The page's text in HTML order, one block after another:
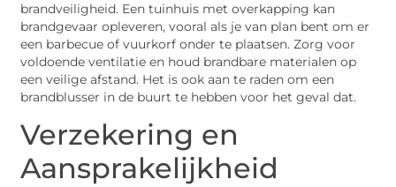
brandveiligheid. Een tuinhuis met overkapping kan
brandgevaar opleveren, vooral als je van plan bent om er
een barbecue of vuurkorf onder te plaatsen. Zorg voor
voldoende ventilatie en houd brandbare materialen op
een veilige afstand. Het is ook aan te raden om een
brandblusser in de buurt te hebben voor het geval dat.
Verzekering en
Aansprakelijkheid